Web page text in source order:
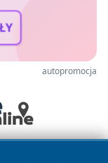
autopromocja